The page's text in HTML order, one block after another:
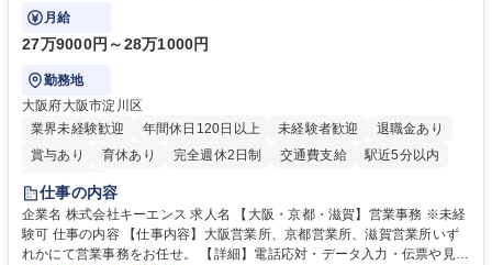
で発生する事務業務や業務改善をお任せ。
月給
27万9000円～28万1000円
勤務地
大阪府大阪市淀川区
業界未経験歓迎
年間休日120日以上 未経験者歓迎
退職金あり
賞与あり
育休あり 完全週休2日制 交通費支給
駅近5分以内
土日祝休み
仕事の内容
企業名 株式会社キーエンス 求人名 【大阪・京都・滋賀】営業事務 ※未経
験可 仕事の内容 【仕事内容】大阪営業所、京都営業所、滋賀営業所いず
れかにて営業事務をお任せ。 【詳細】電話応対・データ入力・伝票や見積